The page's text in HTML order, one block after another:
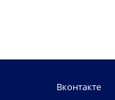
Вконтакте